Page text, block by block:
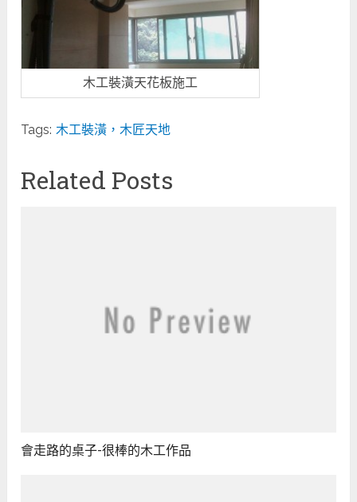
木工裝潢天花板施工
Tags: 木工裝潢，木匠天地
Related Posts
會走路的桌子-很棒的木工作品